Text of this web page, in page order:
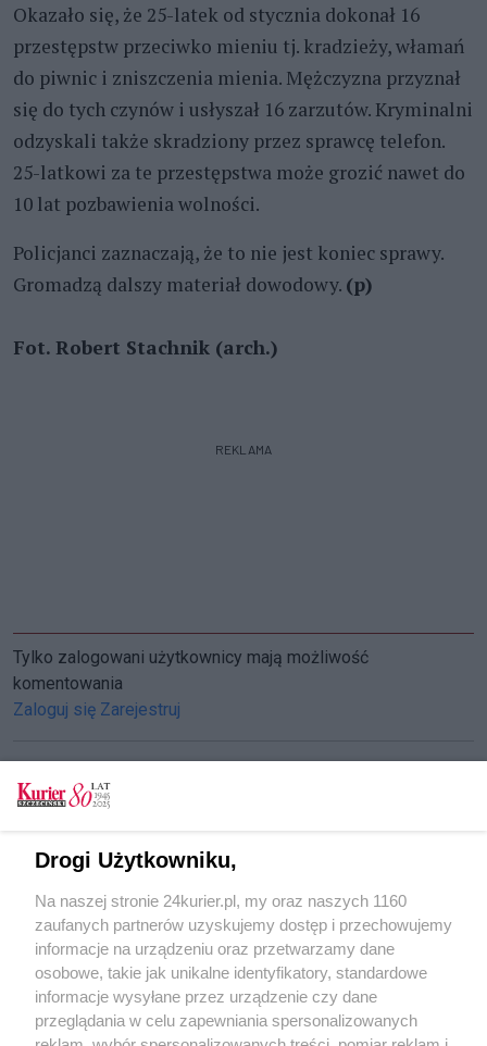
Okazało się, że 25-latek od stycznia dokonał 16
przestępstw przeciwko mieniu tj. kradzieży, włamań
do piwnic i zniszczenia mienia. Mężczyzna przyznał
się do tych czynów i usłyszał 16 zarzutów. Kryminalni
odzyskali także skradziony przez sprawcę telefon.
25-latkowi za te przestępstwa może grozić nawet do
10 lat pozbawienia wolności.
Policjanci zaznaczają, że to nie jest koniec sprawy.
Gromadzą dalszy materiał dowodowy. (p)
Fot. Robert Stachnik (arch.)
REKLAMA
Tylko zalogowani użytkownicy mają możliwość
komentowania
Zaloguj się Zarejestruj
Awantura w taksówce z bolesną kontuzją w tle
Policja poszukuje świadków wypadków
Wojewódzkie Obchody Święta Policji
POGODA
Drogi Użytkowniku,
Na naszej stronie 24kurier.pl, my oraz naszych 1160
zaufanych partnerów uzyskujemy dostęp i przechowujemy
informacje na urządzeniu oraz przetwarzamy dane
osobowe, takie jak unikalne identyfikatory, standardowe
informacje wysyłane przez urządzenie czy dane
przeglądania w celu zapewniania spersonalizowanych